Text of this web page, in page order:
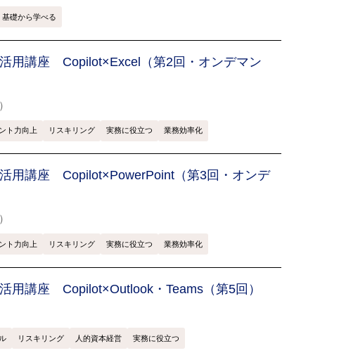
基礎から学べる
用講座 Copilot×Excel（第2回・オンデマン
ト力向上 リスキリング 実務に役立つ 業務効率化
用講座 Copilot×PowerPoint（第3回・オンデ
ト力向上 リスキリング 実務に役立つ 業務効率化
講座 Copilot×Outlook・Teams（第5回）
リスキリング 人的資本経営 実務に役立つ